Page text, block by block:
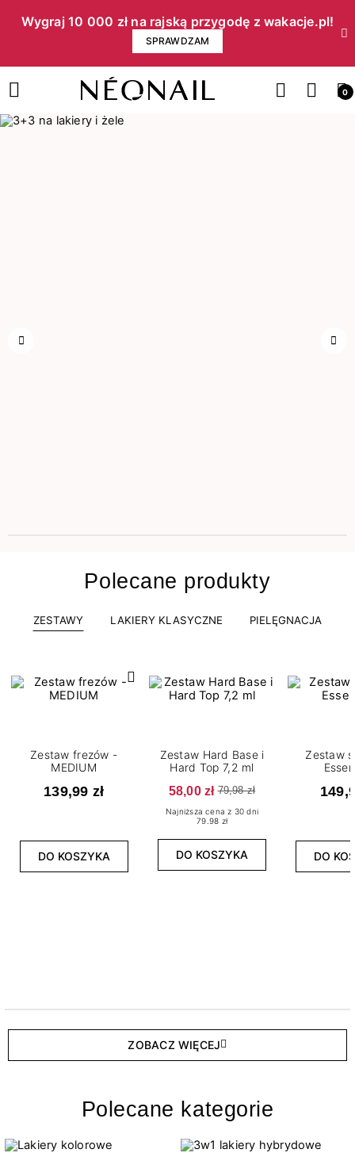
Wygraj 10 000 zł na rajską przygodę z wakacje.pl!​
SPRAWDZAM
0
Polecane produkty
ZESTAWY LAKIERY KLASYCZNE PIELĘGNACJA
Zestaw frezów -
MEDIUM
139,99 zł
DO KOSZYKA
Zestaw Hard Base i
Hard Top 7,2 ml
58,00 zł 79,98 zł
Najniższa cena z 30 dni
79.98 zł
DO KOSZYKA
Zestaw
DO
ZOBACZ WIĘCEJ
Polecane kategorie